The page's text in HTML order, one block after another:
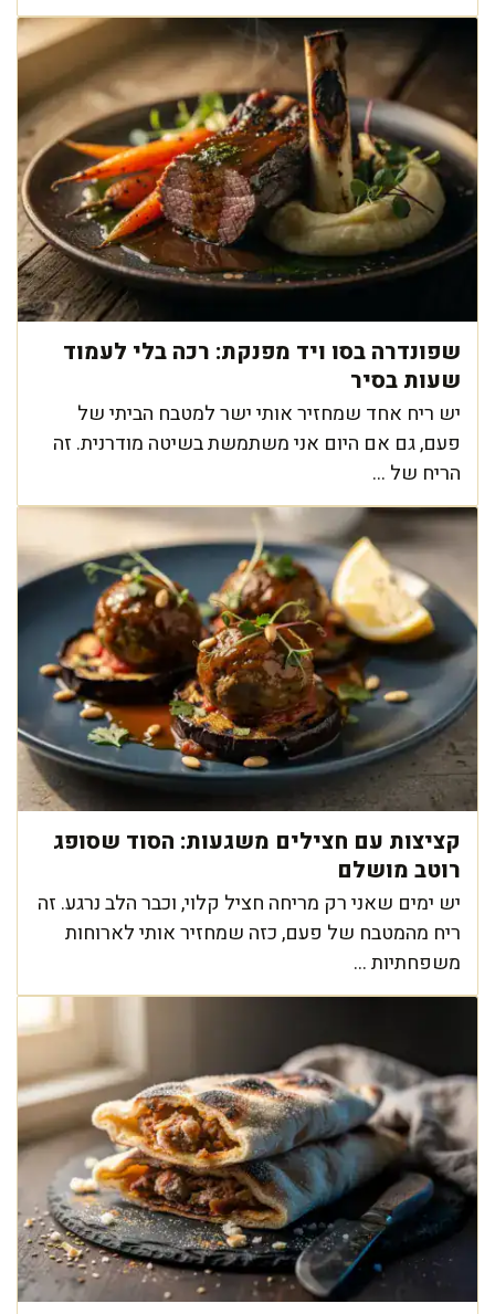
שפונדרה בסו ויד מפנקת: רכה בלי לעמוד
שעות בסיר
יש ריח אחד שמחזיר אותי ישר למטבח הביתי של
פעם, גם אם היום אני משתמשת בשיטה מודרנית. זה
הריח של ...
קציצות עם חצילים משגעות: הסוד שסופג
רוטב מושלם
יש ימים שאני רק מריחה חציל קלוי, וכבר הלב נרגע. זה
ריח מהמטבח של פעם, כזה שמחזיר אותי לארוחות
משפחתיות ...